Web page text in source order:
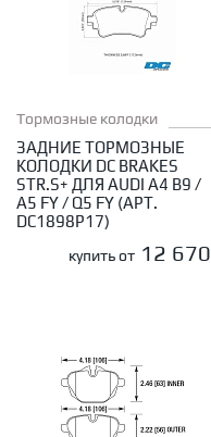
Тормозные колодки
ЗАДНИЕ ТОРМОЗНЫЕ
КОЛОДКИ DC BRAKES
STR.S+ ДЛЯ AUDI A4 B9 /
A5 FY / Q5 FY (АРТ.
DC1898P17)
купить от 12 670